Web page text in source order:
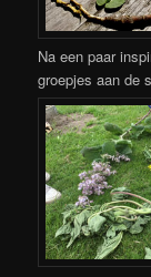
Na een paar
groepjes aan de